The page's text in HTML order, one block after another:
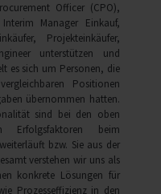
Officer (CPO),
Projekteinkäufer,
unterstützen und
es sich um Personen, die
Positionen
übernommen hatten.
sind bei den oben
Erfolgsfaktoren beim
bzw. Sie aus der
konkrete Lösungen für
Prozesseffizienz in den